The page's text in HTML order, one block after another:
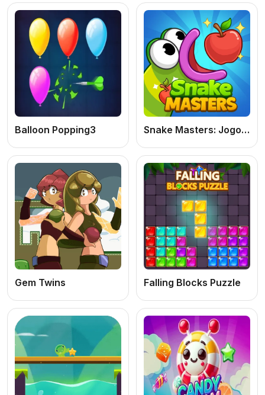
Balloon Popping3 Snake Masters: Jogo de Puzzle Online Grátis Inspirado no Clássico Snake
Gem Twins Falling Blocks Puzzle